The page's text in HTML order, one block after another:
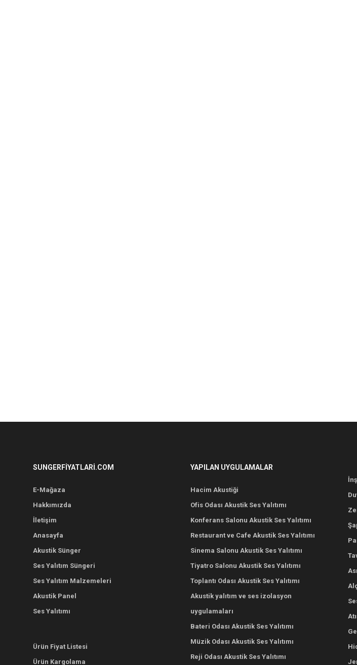
SUNGERFIYATLARI.COM
E-Mağaza
Hakkımızda
İletişim
Anasayfa
Akustik Sünger
Ses Yalıtım Süngeri
Ses Yalıtım Malzemeleri
Akustik Panel
Ses Yalıtımı
Ürün Fiyat Listesi
Ürün Kargolama
YAPILAN UYGULAMALAR
Hacim Akustiği
Ofis Odası Akustik Ses Yalıtımı
Konferans Salonu Akustik Ses Yalıtımı
Restaurant ve Cafe Akustik Ses Yalıtımı
Sinema Salonu Akustik Ses Yalıtımı
Tiyatro Salonu Akustik Ses Yalıtımı
Toplantı Odası Akustik Ses Yalıtımı
Akustik yalıtım ve ses izolasyon
uygulamaları
Bateri Odası Akustik Ses Yalıtımı
Müzik Odası Akustik Ses Yalıtımı
Reji Odası Akustik Ses Yalıtımı